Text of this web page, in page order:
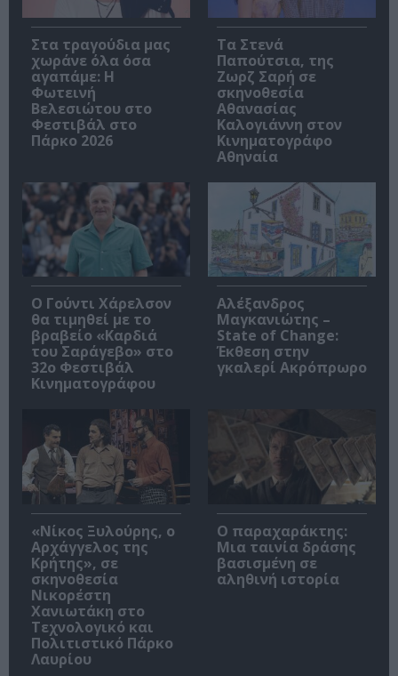
Στα τραγούδια μας
χωράνε όλα όσα
αγαπάμε: Η
Φωτεινή
Βελεσιώτου στο
Φεστιβάλ στο
Πάρκο 2026
Τα Στενά
Παπούτσια, της
Ζωρζ Σαρή σε
σκηνοθεσία
Αθανασίας
Καλογιάννη στον
Κινηματογράφο
Αθηναία
Ο Γούντι Χάρελσον
θα τιμηθεί με το
βραβείο «Καρδιά
του Σαράγεβο» στο
32ο Φεστιβάλ
Κινηματογράφου
Αλέξανδρος
Μαγκανιώτης –
State of Change:
Έκθεση στην
γκαλερί Ακρόπρωρο
«Νίκος Ξυλούρης, ο
Αρχάγγελος της
Κρήτης», σε
σκηνοθεσία
Νικορέστη
Χανιωτάκη στο
Τεχνολογικό και
Πολιτιστικό Πάρκο
Λαυρίου
Ο παραχαράκτης:
Μια ταινία δράσης
βασισμένη σε
αληθινή ιστορία